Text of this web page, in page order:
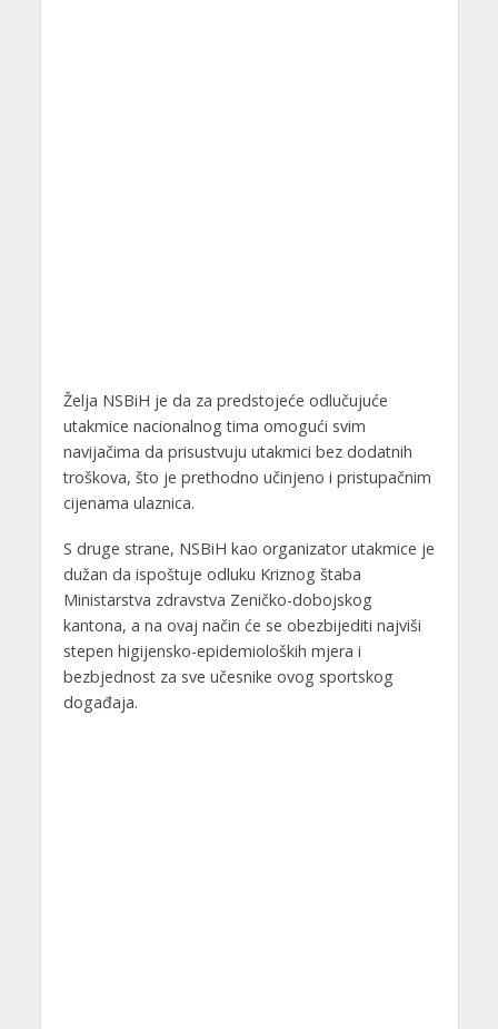
Želja NSBiH je da za predstojeće odlučujuće
utakmice nacionalnog tima omogući svim
navijačima da prisustvuju utakmici bez dodatnih
troškova, što je prethodno učinjeno i pristupačnim
cijenama ulaznica.
S druge strane, NSBiH kao organizator utakmice je
dužan da ispoštuje odluku Kriznog štaba
Ministarstva zdravstva Zeničko-dobojskog
kantona, a na ovaj način će se obezbijediti najviši
stepen higijensko-epidemioloških mjera i
bezbjednost za sve učesnike ovog sportskog
događaja.